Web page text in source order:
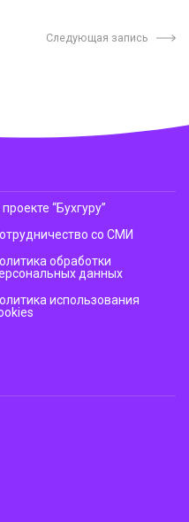
Следующая запись
“Бухгуру”
со СМИ
обработки
данных
использования